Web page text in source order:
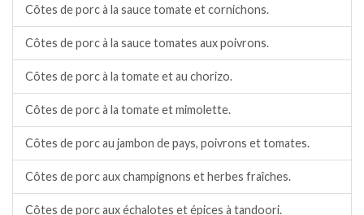
Côtes de porc à la sauce tomate et cornichons.
Côtes de porc à la sauce tomates aux poivrons.
Côtes de porc à la tomate et au chorizo.
Côtes de porc à la tomate et mimolette.
Côtes de porc au jambon de pays, poivrons et tomates.
Côtes de porc aux champignons et herbes fraîches.
Côtes de porc aux échalotes et épices à tandoori.